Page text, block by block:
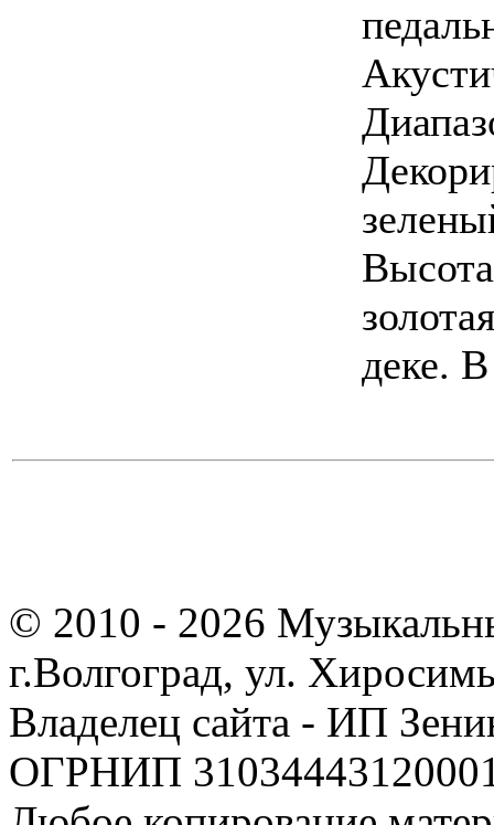
деке.
© 2010 - 2026
г.Волгоград, ул.
Владелец сайта - ИП
ОГРНИП